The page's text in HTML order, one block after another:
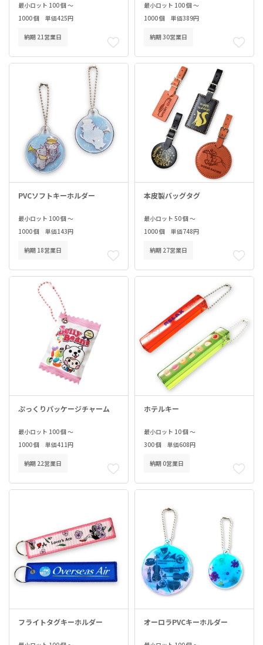
最小ロット 100 個 ～
1000 個 単価425円
納期 21営業日
最小ロット 100 個 ～
1000 個 単価389円
納期 30営業日
PVCソフトキーホルダー
最小ロット 100 個 ～
1000 個 単価143円
納期 18営業日
本皮製バッグタグ
最小ロット 50 個 ～
1000 個 単価748円
納期 27営業日
ぷっくりパッケージチャーム
最小ロット 100 個 ～
1000 個 単価411円
納期 22営業日
ホテルキー
最小ロット 10 個 ～
300 個 単価608円
納期 0営業日
フライトタグキーホルダー オーロラPVCキーホルダー